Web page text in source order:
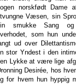
norskfødt Dame
Væsen, sin
smukke Sang og
som hun
ud over
stor Yndest i den
Lykke at være lige
Desirée, hos
for hvem hun hyppig